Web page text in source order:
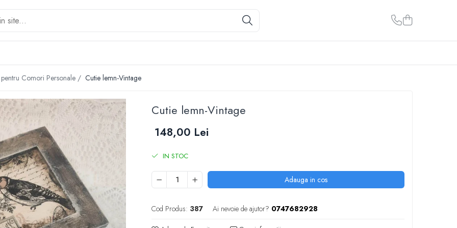
Comori Personale / Cutie lemn-Vintage
Cutie lemn-Vintage
148,00 Lei
IN STOC
Adauga in cos
Cod Produs: 387 Ai nevoie de ajutor? 0747682928